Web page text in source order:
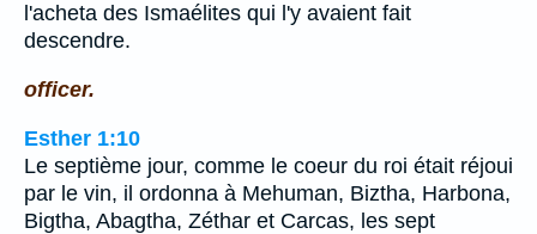
l'acheta des Ismaélites qui l'y avaient fait
descendre.
officer.
Esther 1:10
Le septième jour, comme le coeur du roi était réjoui
par le vin, il ordonna à Mehuman, Biztha, Harbona,
Bigtha, Abagtha, Zéthar et Carcas, les sept